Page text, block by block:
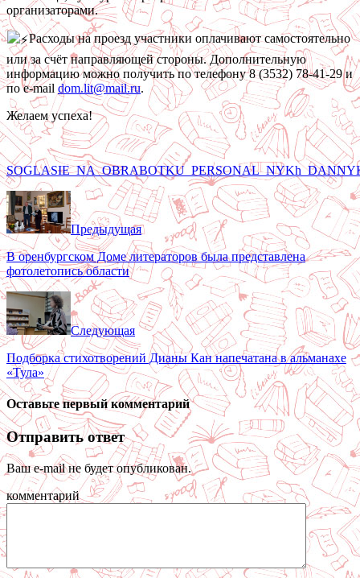
организаторами.
Расходы на проезд участники оплачивают самостоятельно
или за счёт направляющей стороны. Дополнительную
информацию можно получить по телефону 8 (3532) 78-41-29 и
по e-mail dom.lit@mail.ru.
Желаем успеха!
Предыдущая
В оренбургском Доме литераторов была представлена
фотолетопись области
Следующая
Подборка стихотворений Дианы Кан напечатана в альманахе
«Тула»
Оставьте первый комментарий
Отправить ответ
Ваш e-mail не будет опубликован.
комментарий